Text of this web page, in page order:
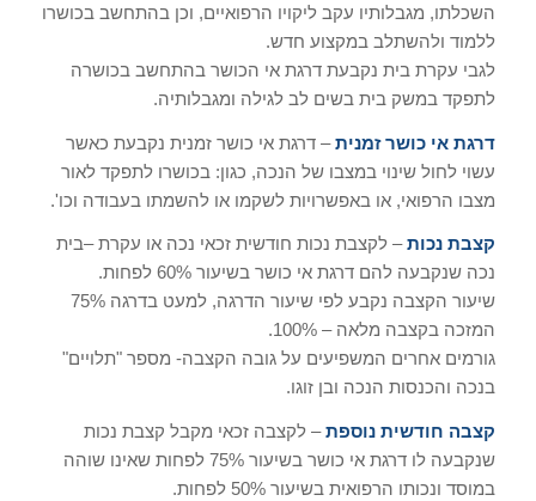
השכלתו, מגבלותיו עקב ליקויו הרפואיים, וכן בהתחשב בכושרו
ללמוד ולהשתלב במקצוע חדש.
לגבי עקרת בית נקבעת דרגת אי הכושר בהתחשב בכושרה
לתפקד במשק בית בשים לב לגילה ומגבלותיה.
דרגת אי כושר זמנית– דרגת אי כושר זמנית נקבעת כאשר
עשוי לחול שינוי במצבו של הנכה, כגון: בכושרו לתפקד לאור
מצבו הרפואי, או באפשרויות לשקמו או להשמתו בעבודה וכו'.
קצבת נכות– לקצבת נכות חודשית זכאי נכה או עקרת –בית
נכה שנקבעה להם דרגת אי כושר בשיעור 60% לפחות.
שיעור הקצבה נקבע לפי שיעור הדרגה, למעט בדרגה 75%
המזכה בקצבה מלאה – 100%.
גורמים אחרים המשפיעים על גובה הקצבה- מספר "תלויים"
בנכה והכנסות הנכה ובן זוגו.
קצבה חודשית נוספת– לקצבה זכאי מקבל קצבת נכות
שנקבעה לו דרגת אי כושר בשיעור 75% לפחות שאינו שוהה
במוסד ונכותו הרפואית בשיעור 50% לפחות.